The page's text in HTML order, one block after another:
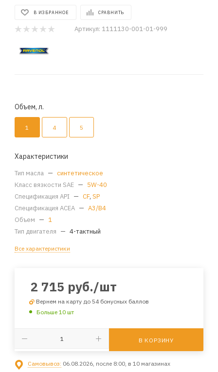
В ИЗБРАННОЕ СРАВНИТЬ
Артикул: 1111130-001-01-999
Объем, л.
1 4 5
Характеристики
Тип масла — синтетическое
Класс вязкости SAE — 5W-40
Спецификация API — CF, SP
Спецификация ACEA — A3/B4
Объем — 1
Тип двигателя — 4-тактный
Все характеристики
2 715 руб./шт
Вернем на карту до 54 бонусных баллов
Больше 10 шт
В КОРЗИНУ
Самовывоз: 06.08.2026, после 8:00, в 10 магазинах